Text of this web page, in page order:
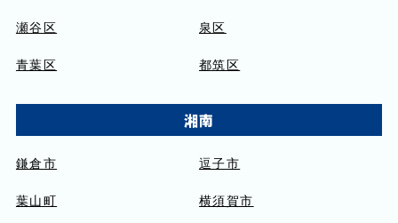
瀬谷区 泉区
青葉区 都筑区
湘南
鎌倉市 逗子市
葉山町 横須賀市